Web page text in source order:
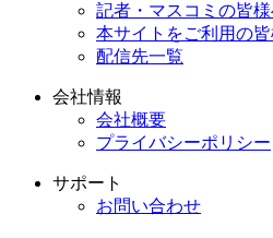
記者・マスコミの皆
本サイトをご利用の
配信先一覧
会社情報
会社概要
プライバシーポリシー
サポート
お問い合わせ